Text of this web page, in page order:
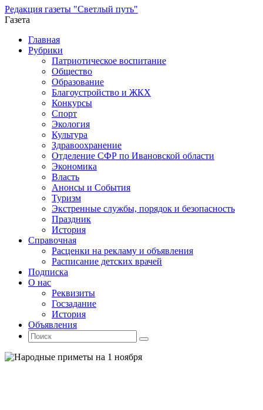
Редакция газеты "Светлый путь"
Газета
Промотать
содержимому
Главная
Рубрики
Патриотическое воспитание
Общество
Образование
Благоустройство и ЖКХ
Конкурсы
Спорт
Экология
Культура
Здравоохранение
Отделение СФР по Ивановской области
Экономика
Власть
Анонсы и События
Туризм
Экстренные службы, порядок и безопасность
Праздник
История
Справочная
Расценки на рекламу и объявления
Расписание детских врачей
Подписка
О нас
Реквизиты
Госзадание
История
Объявления
Поиск
Искать:
Поиск